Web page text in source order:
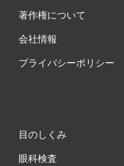
著作権について
会社情報
プライバシーポリシー
目のしくみ
眼科検査